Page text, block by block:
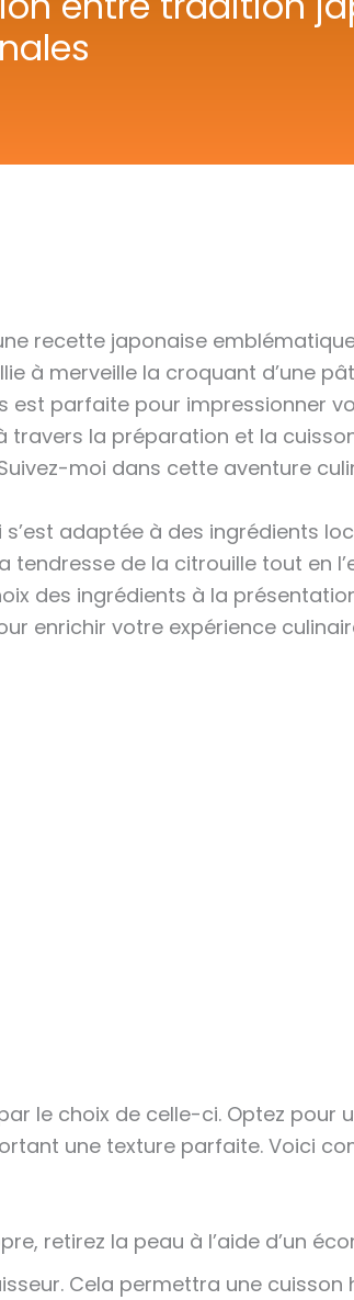
recette japonaise
à merveille la croquant d’une
est parfaite pour impressionner
travers la préparation et la
moi dans cette aventure
adaptée à des ingrédients
tendresse de la citrouille tout en
des ingrédients à la
enrichir votre expérience
le choix de celle-ci. Optez pour
une texture parfaite. Voici
retirez la peau à l’aide d’un
Cela permettra une cuisson